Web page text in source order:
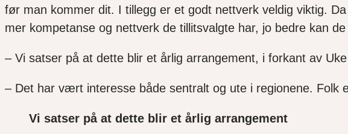
før man kommer dit. I tillegg er et godt nettverk veldig viktig. Da
mer kompetanse og nettverk de tillitsvalgte har, jo bedre kan
– Vi satser på at dette blir et årlig arrangement, i forkant av
– Det har vært interesse både sentralt og ute i regionene.
Vi satser på at dette blir et årlig arrangement